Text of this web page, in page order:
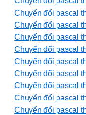
Chuyển đổi pascal
Chuyển đổi pascal
Chuyển đổi pascal
Chuyển đổi pascal
Chuyển đổi pascal
Chuyển đổi pascal
Chuyển đổi pascal
Chuyển đổi pascal
Chuyển đổi pascal